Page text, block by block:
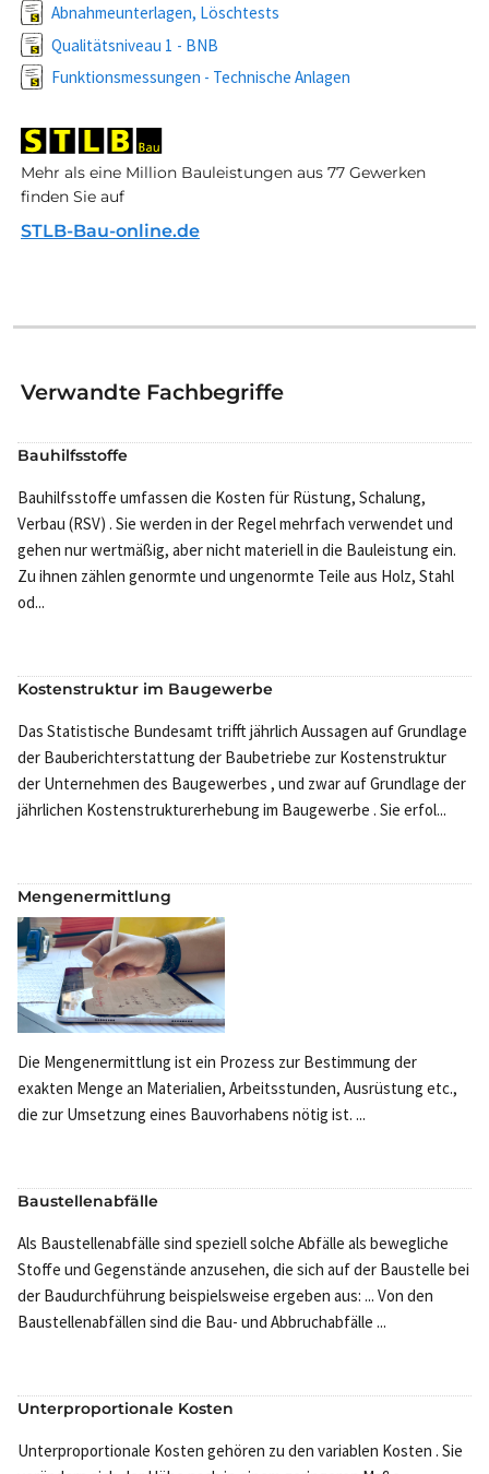
Abnahmeunterlagen, Löschtests
Qualitätsniveau 1 - BNB
Funktionsmessungen - Technische Anlagen
Mehr als eine Million Bauleistungen aus 77 Gewerken
finden Sie auf
STLB-Bau-online.de
Verwandte Fachbegriffe
Bauhilfsstoffe
Bauhilfsstoffe umfassen die Kosten für Rüstung, Schalung,
Verbau (RSV) . Sie werden in der Regel mehrfach verwendet und
gehen nur wertmäßig, aber nicht materiell in die Bauleistung ein.
Zu ihnen zählen genormte und ungenormte Teile aus Holz, Stahl
od...
Kostenstruktur im Baugewerbe
Das Statistische Bundesamt trifft jährlich Aussagen auf Grundlage
der Bauberichterstattung der Baubetriebe zur Kostenstruktur
der Unternehmen des Baugewerbes , und zwar auf Grundlage der
jährlichen Kostenstrukturerhebung im Baugewerbe . Sie erfol...
Mengenermittlung
Die Mengenermittlung ist ein Prozess zur Bestimmung der
exakten Menge an Materialien, Arbeitsstunden, Ausrüstung etc.,
die zur Umsetzung eines Bauvorhabens nötig ist. ...
Baustellenabfälle
Als Baustellenabfälle sind speziell solche Abfälle als bewegliche
Stoffe und Gegenstände anzusehen, die sich auf der Baustelle bei
der Baudurchführung beispielsweise ergeben aus: ... Von den
Baustellenabfällen sind die Bau- und Abbruchabfälle ...
Unterproportionale Kosten
Unterproportionale Kosten gehören zu den variablen Kosten . Sie